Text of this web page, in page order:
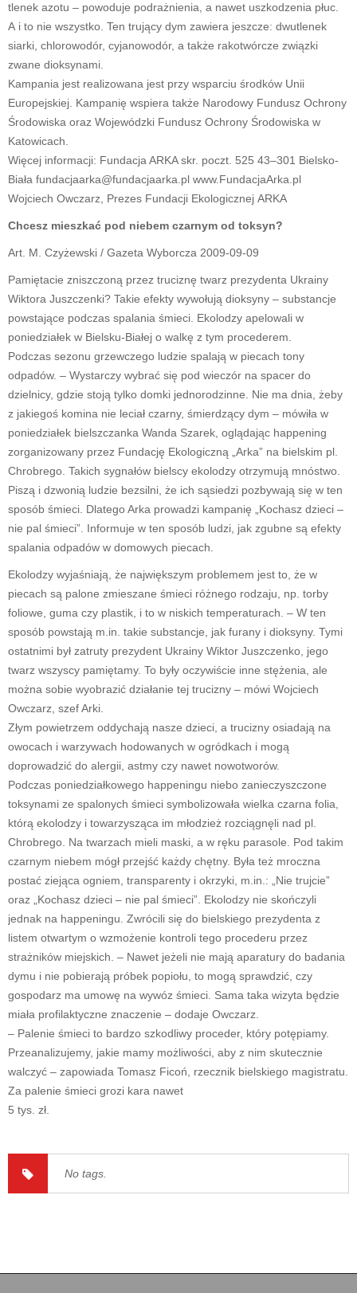
tlenek azotu – powoduje podrażnienia, a nawet uszkodzenia płuc.
A i to nie wszystko. Ten trujący dym zawiera jeszcze: dwutlenek
siarki, chlorowodór, cyjanowodór, a także rakotwórcze związki
zwane dioksynami.
Kampania jest realizowana jest przy wsparciu środków Unii
Europejskiej. Kampanię wspiera także Narodowy Fundusz Ochrony
Środowiska oraz Wojewódzki Fundusz Ochrony Środowiska w
Katowicach.
Więcej informacji: Fundacja ARKA skr. poczt. 525 43–301 Bielsko-
Biała fundacjaarka@fundacjaarka.pl www.FundacjaArka.pl
Wojciech Owczarz, Prezes Fundacji Ekologicznej ARKA
Chcesz mieszkać pod niebem czarnym od toksyn?
Art. M. Czyżewski / Gazeta Wyborcza 2009-09-09
Pamiętacie zniszczoną przez truciznę twarz prezydenta Ukrainy
Wiktora Juszczenki? Takie efekty wywołują dioksyny – substancje
powstające podczas spalania śmieci. Ekolodzy apelowali w
poniedziałek w Bielsku-Białej o walkę z tym procederem.
Podczas sezonu grzewczego ludzie spalają w piecach tony
odpadów. – Wystarczy wybrać się pod wieczór na spacer do
dzielnicy, gdzie stoją tylko domki jednorodzinne. Nie ma dnia, żeby
z jakiegoś komina nie leciał czarny, śmierdzący dym – mówiła w
poniedziałek bielszczanka Wanda Szarek, oglądając happening
zorganizowany przez Fundację Ekologiczną „Arka” na bielskim pl.
Chrobrego. Takich sygnałów bielscy ekolodzy otrzymują mnóstwo.
Piszą i dzwonią ludzie bezsilni, że ich sąsiedzi pozbywają się w ten
sposób śmieci. Dlatego Arka prowadzi kampanię „Kochasz dzieci –
nie pal śmieci”. Informuje w ten sposób ludzi, jak zgubne są efekty
spalania odpadów w domowych piecach.
Ekolodzy wyjaśniają, że największym problemem jest to, że w
piecach są palone zmieszane śmieci różnego rodzaju, np. torby
foliowe, guma czy plastik, i to w niskich temperaturach. – W ten
sposób powstają m.in. takie substancje, jak furany i dioksyny. Tymi
ostatnimi był zatruty prezydent Ukrainy Wiktor Juszczenko, jego
twarz wszyscy pamiętamy. To były oczywiście inne stężenia, ale
można sobie wyobrazić działanie tej trucizny – mówi Wojciech
Owczarz, szef Arki.
Złym powietrzem oddychają nasze dzieci, a trucizny osiadają na
owocach i warzywach hodowanych w ogródkach i mogą
doprowadzić do alergii, astmy czy nawet nowotworów.
Podczas poniedziałkowego happeningu niebo zanieczyszczone
toksynami ze spalonych śmieci symbolizowała wielka czarna folia,
którą ekolodzy i towarzysząca im młodzież rozciągnęli nad pl.
Chrobrego. Na twarzach mieli maski, a w ręku parasole. Pod takim
czarnym niebem mógł przejść każdy chętny. Była też mroczna
postać ziejąca ogniem, transparenty i okrzyki, m.in.: „Nie trujcie”
oraz „Kochasz dzieci – nie pal śmieci”. Ekolodzy nie skończyli
jednak na happeningu. Zwrócili się do bielskiego prezydenta z
listem otwartym o wzmożenie kontroli tego procederu przez
strażników miejskich. – Nawet jeżeli nie mają aparatury do badania
dymu i nie pobierają próbek popiołu, to mogą sprawdzić, czy
gospodarz ma umowę na wywóz śmieci. Sama taka wizyta będzie
miała profilaktyczne znaczenie – dodaje Owczarz.
– Palenie śmieci to bardzo szkodliwy proceder, który potępiamy.
Przeanalizujemy, jakie mamy możliwości, aby z nim skutecznie
walczyć – zapowiada Tomasz Ficoń, rzecznik bielskiego magistratu.
Za palenie śmieci grozi kara nawet
5 tys. zł.
No tags.